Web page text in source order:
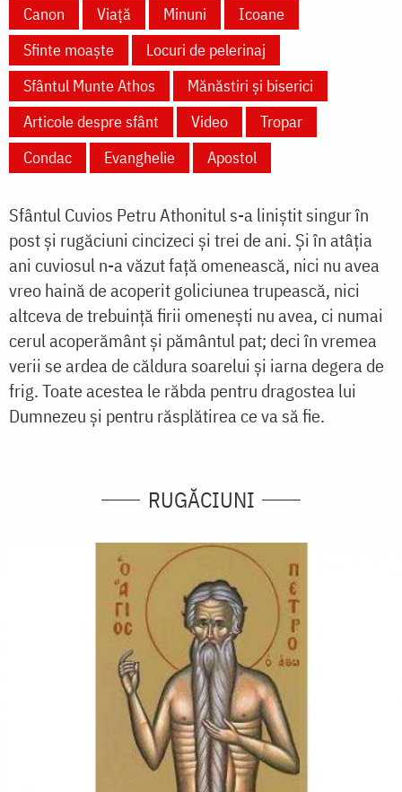
Canon Viață Minuni
Icoane
Sfinte moaște
Locuri de pelerinaj
Sfântul Munte Athos
Mănăstiri și biserici
Articole despre sfânt
Video
Tropar
Condac
Evanghelie Apostol
Sfântul Cuvios Petru Athonitul s-a liniștit singur în
post și rugăciuni cincizeci și trei de ani. Și în atâția
ani cuviosul n-a văzut față omenească, nici nu avea
vreo haină de acoperit goliciunea trupească, nici
altceva de trebuință firii omenești nu avea, ci numai
cerul acoperământ și pământul pat; deci în vremea
verii se ardea de căldura soarelui și iarna degera de
frig. Toate acestea le răbda pentru dragostea lui
Dumnezeu și pentru răsplătirea ce va să fie.
RUGĂCIUNI